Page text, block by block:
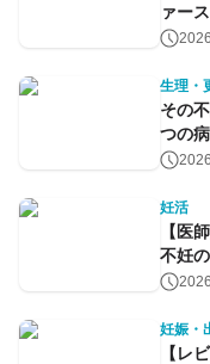
ァー
命の
生理・
その
つの
妊活
【医
不妊
妊娠・
【レ